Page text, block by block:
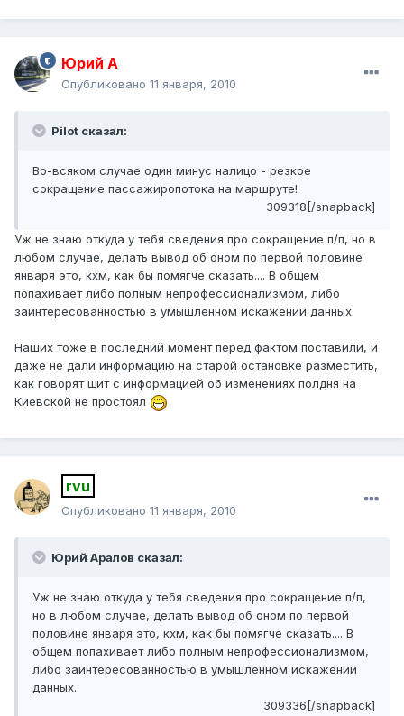
Юрий А
Опубликовано 11 января, 2010
Pilot сказал:
Во-всяком случае один минус налицо - резкое
сокращение пассажиропотока на маршруте!
309318[/snapback]
Уж не знаю откуда у тебя сведения про сокращение п/п, но в
любом случае, делать вывод об оном по первой половине
января это, кхм, как бы помягче сказать.... В общем
попахивает либо полным непрофессионализмом, либо
заинтересованностью в умышленном искажении данных.
Наших тоже в последний момент перед фактом поставили, и
даже не дали информацию на старой остановке разместить,
как говорят щит с информацией об изменениях полдня на
Киевской не простоял
rvu
Опубликовано 11 января, 2010
Юрий Аралов сказал:
Уж не знаю откуда у тебя сведения про сокращение п/п,
но в любом случае, делать вывод об оном по первой
половине января это, кхм, как бы помягче сказать.... В
общем попахивает либо полным непрофессионализмом,
либо заинтересованностью в умышленном искажении
данных.
309336[/snapback]